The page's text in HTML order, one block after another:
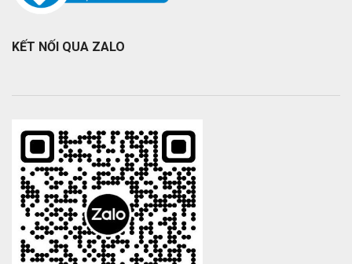
KẾT NỐI QUA ZALO